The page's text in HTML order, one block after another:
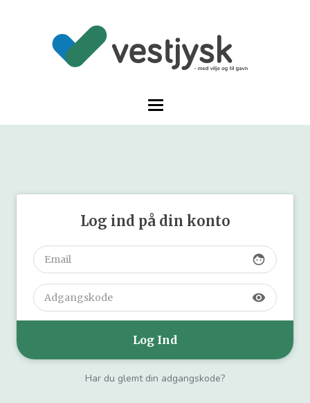
Log ind på din konto
face
visibility
Har du glemt din adgangskode?